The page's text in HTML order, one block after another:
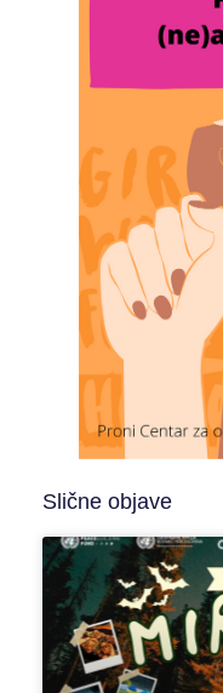
Slične objave